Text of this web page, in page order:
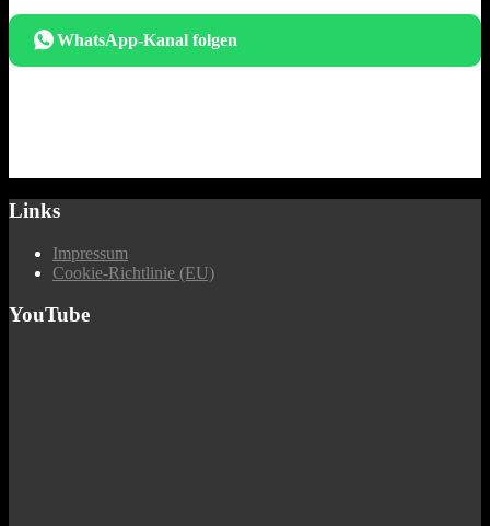
WhatsApp-Kanal folgen
Links
Impressum
Cookie-Richtlinie (EU)
YouTube